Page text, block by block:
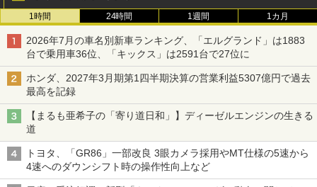
1時間 24時間 1週間 1カ月
2026年7月の車名別新車ランキング、「エルグランド」は1883
台で乗用車36位、「キックス」は2591台で27位に
ホンダ、2027年3月期第1四半期決算の営業利益5307億円で過去
最高を記録
【まるも亜希子の「寄り道日和」】ディーゼルエンジンの生きる
道
トヨタ、「GR86」一部改良 3眼カメラ採用やMT仕様の5速から
4速へのダウンシフト時の操作性向上など